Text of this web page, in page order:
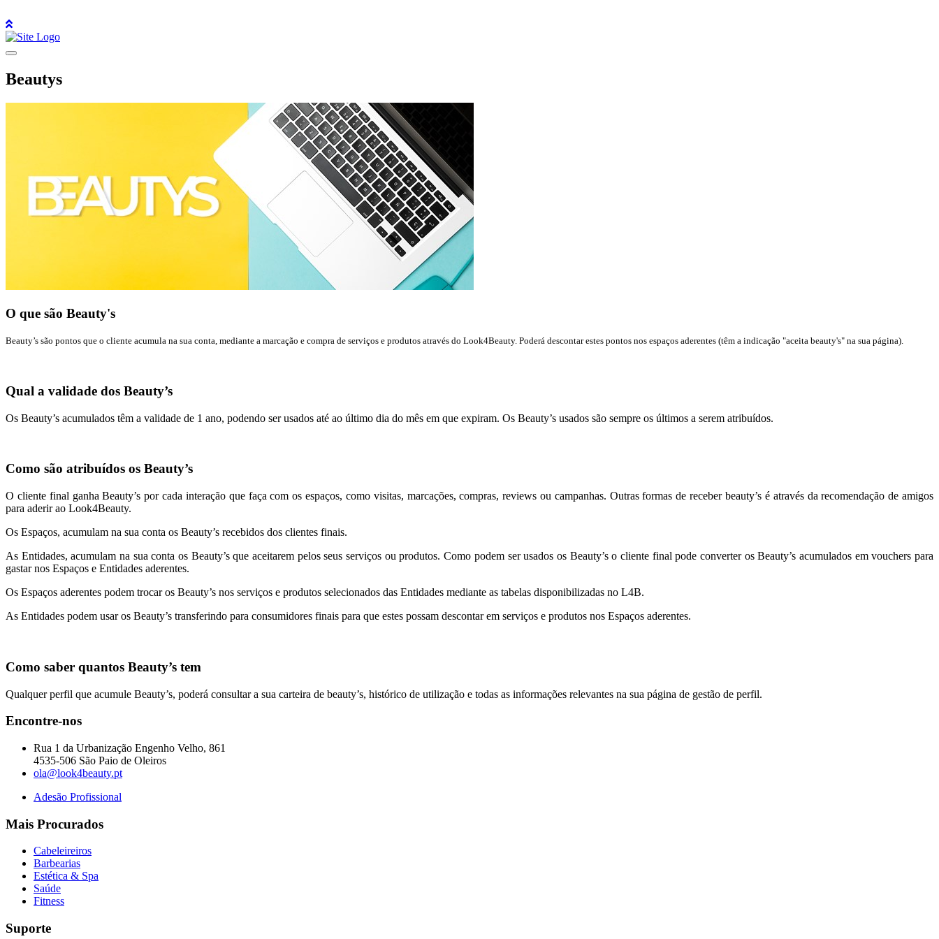
Beautys
O que são Beauty's
Beauty’s são pontos que o cliente acumula na sua conta, mediante a marcação e compra de serviços e produtos através do Look4Beauty. Poderá descontar estes pontos nos espaços aderentes (têm a indicação "aceita beauty's" na sua página).
Qual a validade dos Beauty’s
Os Beauty’s acumulados têm a validade de 1 ano, podendo ser usados até ao último dia do mês em que expiram. Os Beauty’s usados são sempre os últimos a serem atribuídos.
Como são atribuídos os Beauty’s
O cliente final ganha Beauty’s por cada interação que faça com os espaços, como visitas, marcações, compras, reviews ou campanhas. Outras formas de receber beauty’s é através da recomendação de amigos
para aderir ao Look4Beauty.
Os Espaços, acumulam na sua conta os Beauty’s recebidos dos clientes finais.
As Entidades, acumulam na sua conta os Beauty’s que aceitarem pelos seus serviços ou produtos. Como podem ser usados os Beauty’s o cliente final pode converter os Beauty’s acumulados em vouchers para
gastar nos Espaços e Entidades aderentes.
Os Espaços aderentes podem trocar os Beauty’s nos serviços e produtos selecionados das Entidades mediante as tabelas disponibilizadas no L4B.
As Entidades podem usar os Beauty’s transferindo para consumidores finais para que estes possam descontar em serviços e produtos nos Espaços aderentes.
Como saber quantos Beauty’s tem
Qualquer perfil que acumule Beauty’s, poderá consultar a sua carteira de beauty’s, histórico de utilização e todas as informações relevantes na sua página de gestão de perfil.
Encontre-nos
Rua 1 da Urbanização Engenho Velho, 861
4535-506 São Paio de Oleiros
ola@look4beauty.pt
Adesão Profissional
Mais Procurados
Cabeleireiros
Barbearias
Estética & Spa
Saúde
Fitness
Suporte